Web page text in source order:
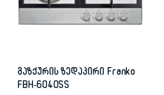
გაზქურის ზედაპირი Franko
FBH-6040SS